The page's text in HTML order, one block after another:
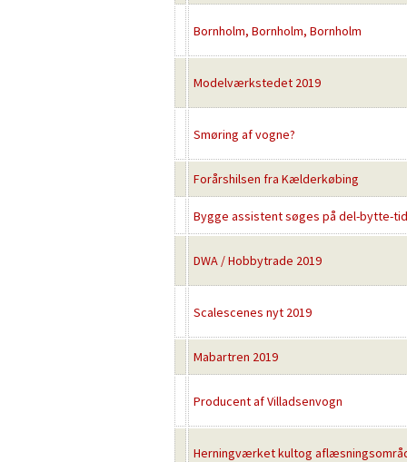
Bornholm, Bornholm, Bornholm
Modelværkstedet 2019
Smøring af vogne?
Forårshilsen fra Kælderkøbing
Bygge assistent søges på del-bytte-
DWA / Hobbytrade 2019
Scalescenes nyt 2019
Mabartren 2019
Producent af Villadsenvogn
Herningværket kultog